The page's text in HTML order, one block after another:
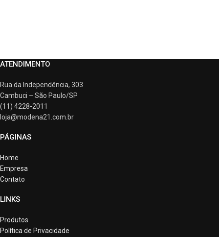
ATENDIMENTO
Rua da Independência, 303
Cambuci – São Paulo/SP
(11) 4228-2011
loja@modena21.com.br
PÁGINAS
Home
Empresa
Contato
LINKS
Produtos
Política de Privacidade